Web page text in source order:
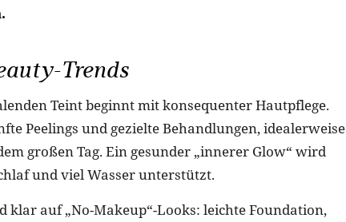
Trends
Teint beginnt mit konsequenter Hautpflege.
Peelings und gezielte Behandlungen, idealerweise
großen Tag. Ein gesunder „innerer Glow“ wird
und viel Wasser unterstützt.
klar auf „No-Makeup“-Looks: leichte Foundation,